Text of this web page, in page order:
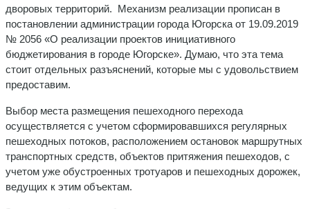
дворовых территорий. Механизм реализации прописан в
постановлении администрации города Югорска от 19.09.2019
№ 2056 «О реализации проектов инициативного
бюджетирования в городе Югорске». Думаю, что эта тема
стоит отдельных разъяснений, которые мы с удовольствием
предоставим.
Выбор места размещения пешеходного перехода
осуществляется с учетом сформировавшихся регулярных
пешеходных потоков, расположением остановок маршрутных
транспортных средств, объектов притяжения пешеходов, с
учетом уже обустроенных тротуаров и пешеходных дорожек,
ведущих к этим объектам.